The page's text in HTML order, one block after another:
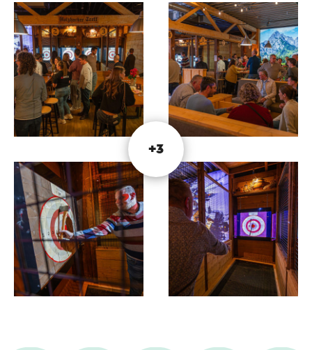
hand-oogcoördinatie
rust en ritme
een vleugje techniek
Juist daardoor is het voor bijna iedereen
toegankelijk — en extreem verslavend leuk.
Bijlwerpen in de Allm in Hütte voelt alsof je een
bergdorp binnenstapt. De houten structuur,
winterse details en gezellige sfeer zorgen ervoor
dat jij en je groep meteen in de juiste stemming
komen. Zo wordt bijlwerpen niet alleen leuk, maar
ook een echt bijzondere groepsbeleving.
+3